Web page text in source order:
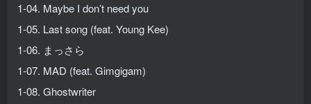
1-04. Maybe I don’t need you
1-05. Last song (feat. Young Kee)
1-06. まっさら
1-07. MAD (feat. Gimgigam)
1-08. Ghostwriter